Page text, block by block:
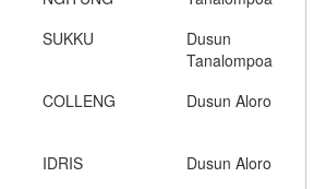
SUKKU
Dusun
Tanalompoa
COLLENG Dusun Aloro
IDRIS Dusun Aloro